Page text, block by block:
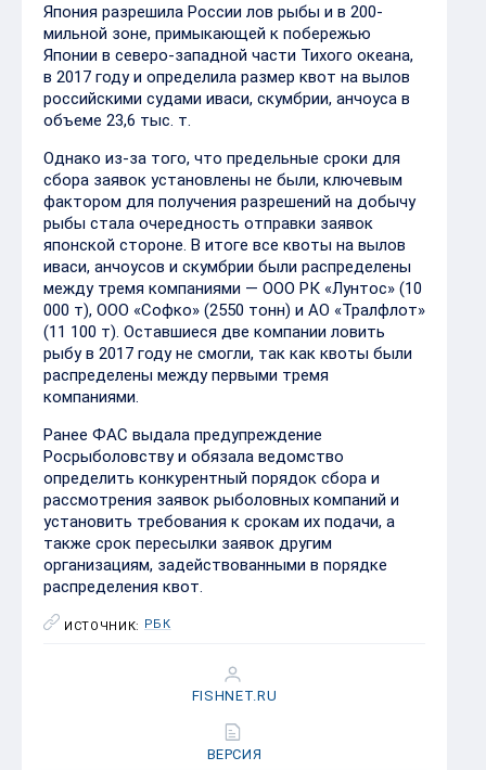
Япония разрешила России лов рыбы и в 200-
мильной зоне, примыкающей к побережью
Японии в северо-западной части Тихого океана,
в 2017 году и определила размер квот на вылов
российскими судами иваси, скумбрии, анчоуса в
объеме 23,6 тыс. т.
Однако из-за того, что предельные сроки для
сбора заявок установлены не были, ключевым
фактором для получения разрешений на добычу
рыбы стала очередность отправки заявок
японской стороне. В итоге все квоты на вылов
иваси, анчоусов и скумбрии были распределены
между тремя компаниями — ООО РК «Лунтос» (10
000 т), ООО «Софко» (2550 тонн) и АО «Тралфлот»
(11 100 т). Оставшиеся две компании ловить
рыбу в 2017 году не смогли, так как квоты были
распределены между первыми тремя
компаниями.
Ранее ФАС выдала предупреждение
Росрыболовству и обязала ведомство
определить конкурентный порядок сбора и
рассмотрения заявок рыболовных компаний и
установить требования к срокам их подачи, а
также срок пересылки заявок другим
организациям, задействованными в порядке
распределения квот.
ИСТОЧНИК: РБК
FISHNET.RU
ВЕРСИЯ